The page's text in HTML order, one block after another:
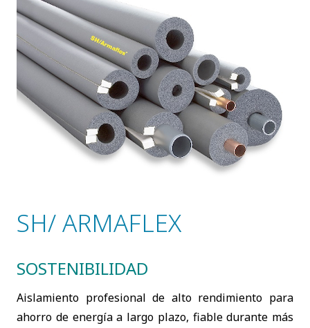
SH/ ARMAFLEX
SOSTENIBILIDAD
Aislamiento profesional de alto rendimiento para
ahorro de energía a largo plazo, fiable durante más